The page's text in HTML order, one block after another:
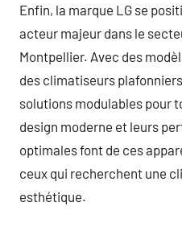
Enfin, la marque LG se
acteur majeur dans le
Montpellier. Avec des
des climatiseurs
solutions modulables pour
design moderne et leurs
optimales font de ces
ceux qui recherchent une
esthétique.